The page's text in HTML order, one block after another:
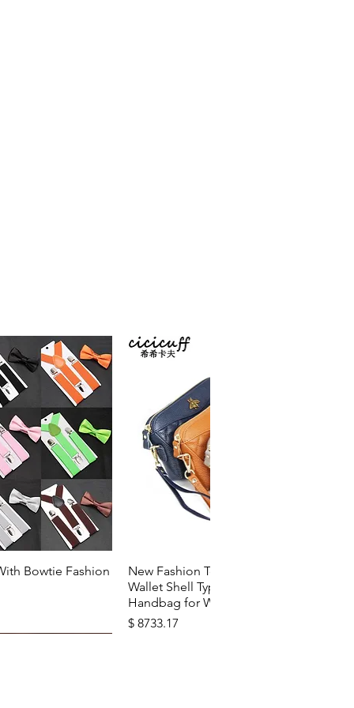
rapideBowtie Fashion
Aperçu rapide
New Fashion Top Layer Cowhide
Wallet Shell Type Soft Zipper
Handbag for Woman
Prix
$ 8733.17